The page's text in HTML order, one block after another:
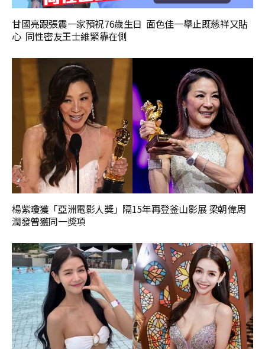
甘國亮跟張震一家預祝76歲生日 面色佳一舉止既慈祥又貼
心 同性密友王士維緊靠在側
楊紫瓊獲「亞洲電影人獎」隔15年再登釜山影展 梁朝偉周
潤發曾獲同一獎項